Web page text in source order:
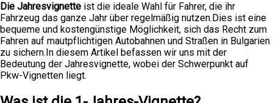
Die Jahresvignette ist die ideale Wahl für Fahrer, die ihr
Fahrzeug das ganze Jahr über regelmäßig nutzen.Dies ist eine
bequeme und kostengünstige Möglichkeit, sich das Recht zum
Fahren auf mautpflichtigen Autobahnen und Straßen in Bulgarien
zu sichern.In diesem Artikel befassen wir uns mit der
Bedeutung der Jahresvignette, wobei der Schwerpunkt auf
Pkw-Vignetten liegt.